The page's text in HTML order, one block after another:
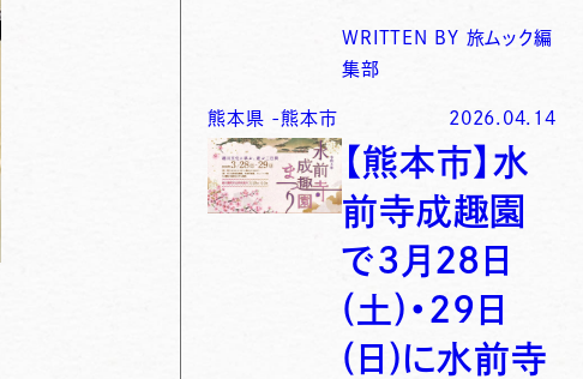
WRITTEN BY 旅ムック編
集部
熊本県 -熊本市 2026.04.14
【熊本市】水
前寺成趣園
で3月28日
(土)・29日
(日)に水前寺